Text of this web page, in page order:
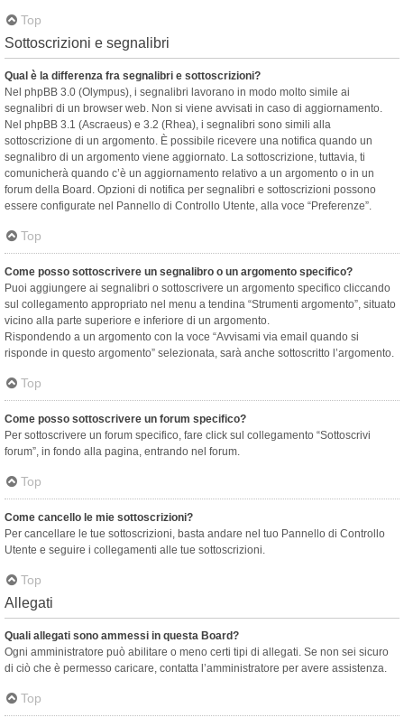
Top
Sottoscrizioni e segnalibri
Qual è la differenza fra segnalibri e sottoscrizioni?
Nel phpBB 3.0 (Olympus), i segnalibri lavorano in modo molto simile ai
segnalibri di un browser web. Non si viene avvisati in caso di aggiornamento.
Nel phpBB 3.1 (Ascraeus) e 3.2 (Rhea), i segnalibri sono simili alla
sottoscrizione di un argomento. È possibile ricevere una notifica quando un
segnalibro di un argomento viene aggiornato. La sottoscrizione, tuttavia, ti
comunicherà quando c’è un aggiornamento relativo a un argomento o in un
forum della Board. Opzioni di notifica per segnalibri e sottoscrizioni possono
essere configurate nel Pannello di Controllo Utente, alla voce “Preferenze”.
Top
Come posso sottoscrivere un segnalibro o un argomento specifico?
Puoi aggiungere ai segnalibri o sottoscrivere un argomento specifico cliccando
sul collegamento appropriato nel menu a tendina “Strumenti argomento”, situato
vicino alla parte superiore e inferiore di un argomento.
Rispondendo a un argomento con la voce “Avvisami via email quando si
risponde in questo argomento” selezionata, sarà anche sottoscritto l’argomento.
Top
Come posso sottoscrivere un forum specifico?
Per sottoscrivere un forum specifico, fare click sul collegamento “Sottoscrivi
forum”, in fondo alla pagina, entrando nel forum.
Top
Come cancello le mie sottoscrizioni?
Per cancellare le tue sottoscrizioni, basta andare nel tuo Pannello di Controllo
Utente e seguire i collegamenti alle tue sottoscrizioni.
Top
Allegati
Quali allegati sono ammessi in questa Board?
Ogni amministratore può abilitare o meno certi tipi di allegati. Se non sei sicuro
di ciò che è permesso caricare, contatta l’amministratore per avere assistenza.
Top